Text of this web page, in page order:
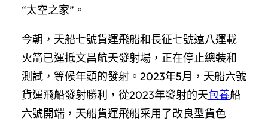
“太空之家”。
今朝，天船七號貨運飛船和長征七號遠八運載
火箭已運抵文昌航天發射場，正在停止總裝和
測試，等候年頭的發射。2023年5月，天船六號
貨運飛船發射勝利，從2023年發射的天包養船
六號開端，天船貨運飛船采用了改良型貨色